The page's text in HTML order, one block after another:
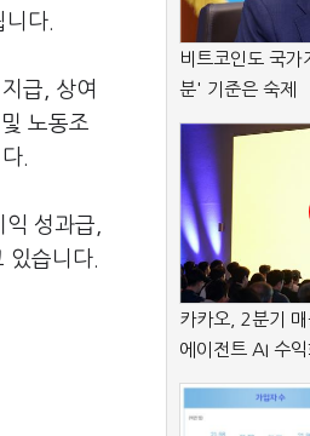
니다
급
상여
노동조
익 성과급
있습니다
비트코인도 국가
분' 기준은 숙제
카카오, 2분기
에이전트 AI 수익